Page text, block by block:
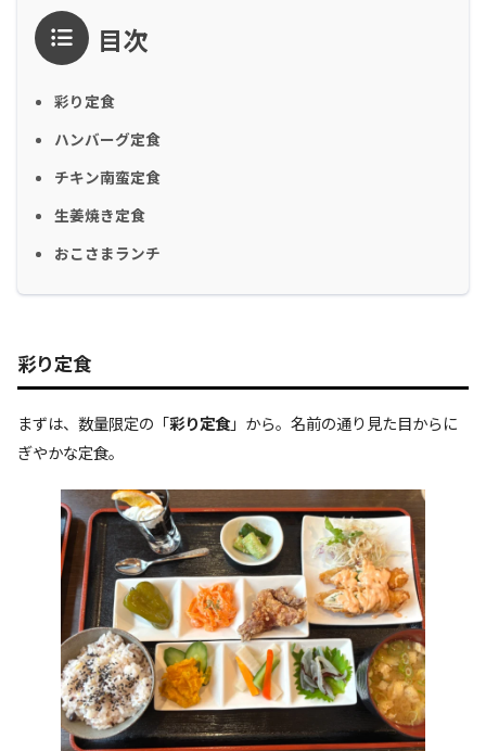
目次
彩り定食
ハンバーグ定食
チキン南蛮定食
生姜焼き定食
おこさまランチ
彩り定食
まずは、数量限定の「彩り定食」から。名前の通り見た目からに
ぎやかな定食。